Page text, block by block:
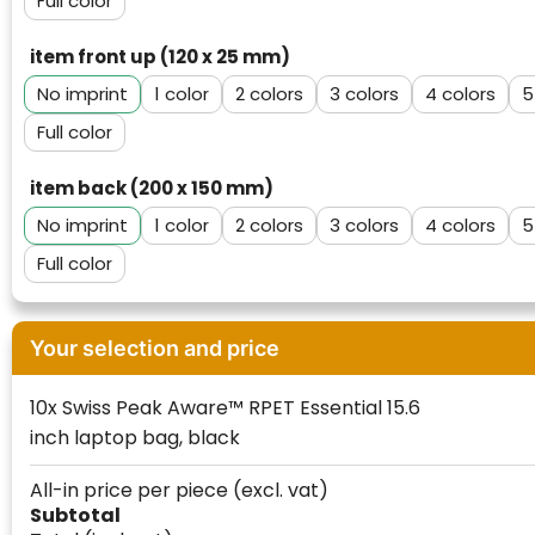
item front up (120 x 25 mm)
No imprint
1 2 3 4
5
Full color
item back (200 x 150 mm)
No imprint
1 2 3 4
5
Full color
Your selection and price
10x Swiss Peak Aware™ RPET Essential 15.6
inch laptop bag, black
Subtotal
All-in price per piece (excl. vat)
Klantenbeoordelingen laten zien hoe een
website in het algemeen aan de behoeften
van klanten voldoet.